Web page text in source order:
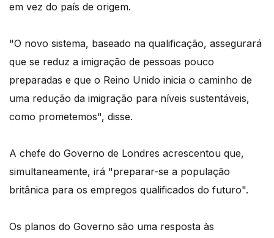
em vez do país de origem.
"O novo sistema, baseado na qualificação, assegurará
que se reduz a imigração de pessoas pouco
preparadas e que o Reino Unido inicia o caminho de
uma redução da imigração para níveis sustentáveis,
como prometemos", disse.
A chefe do Governo de Londres acrescentou que,
simultaneamente, irá "preparar-se a população
britânica para os empregos qualificados do futuro".
Os planos do Governo são uma resposta às